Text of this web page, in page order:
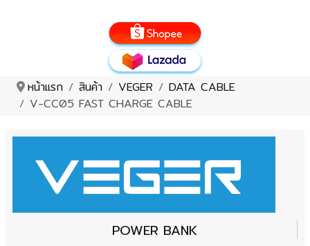
หน้าแรก สินค้า VEGER
DATA CABLE
V-CC05 FAST CHARGE CABLE
POWER BANK